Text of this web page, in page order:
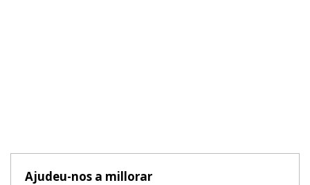
Ajudeu-nos a millorar